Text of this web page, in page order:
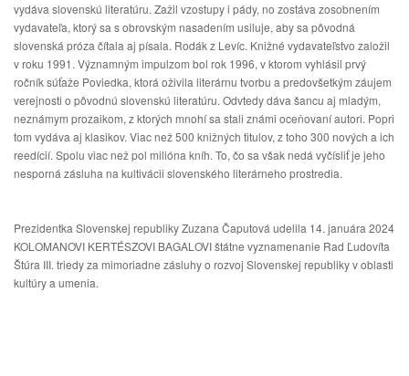
vydáva slovenskú literatúru. Zažil vzostupy i pády, no zostáva zosobnením
vydavateľa, ktorý sa s obrovským nasadením usiluje, aby sa pôvodná
slovenská próza čítala aj písala. Rodák z Levíc. Knižné vydavateľstvo založil
v roku 1991. Významným impulzom bol rok 1996, v ktorom vyhlásil prvý
ročník súťaže Poviedka, ktorá oživila literárnu tvorbu a predovšetkým záujem
verejnosti o pôvodnú slovenskú literatúru. Odvtedy dáva šancu aj mladým,
neznámym prozaikom, z ktorých mnohí sa stali známi oceňovaní autori. Popri
tom vydáva aj klasikov. Viac než 500 knižných titulov, z toho 300 nových a ich
reedícií. Spolu viac než pol milióna kníh. To, čo sa však nedá vyčísliť je jeho
nesporná zásluha na kultivácii slovenského literárneho prostredia.
Prezidentka Slovenskej republiky Zuzana Čaputová udelila 14. januára 2024
KOLOMANOVI KERTÉSZOVI BAGALOVI štátne vyznamenanie Rad Ľudovíta
Štúra III. triedy za mimoriadne zásluhy o rozvoj Slovenskej republiky v oblasti
kultúry a umenia.